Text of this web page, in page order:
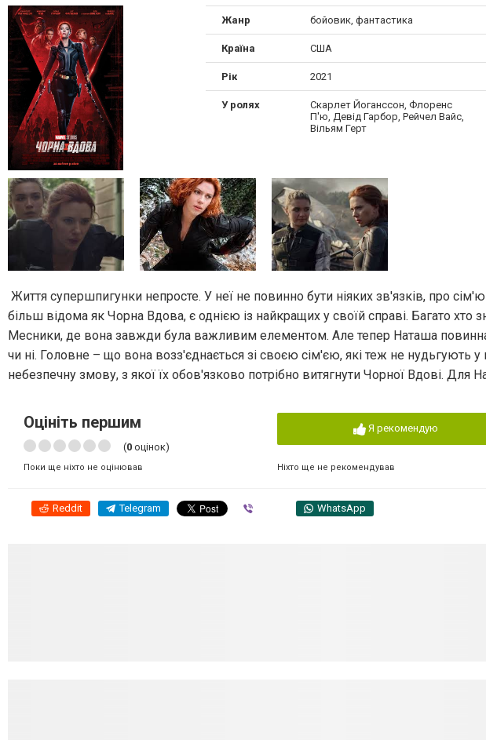
Жанр бойовик, фантастика
Країна США
Рік 2021
У ролях
Скарлет Йоганссон, Флоренс
П'ю, Девід Гарбор, Рейчел Вайс,
Вільям Герт
Життя супершпигунки непросте. У неї не повинно бути ніяких зв'язків, про
більш відома як Чорна Вдова, є однією із найкращих у своїй справі. Багато хто
Месники, де вона завжди була важливим елементом. Але тепер Наташа повинна
чи ні. Головне – що вона возз'єднається зі своєю сім'єю, які теж не нудьгують у
небезпечну змову, з якої їх обов'язково потрібно витягнути Чорної Вдові. Для
Оцініть першим
(0 оцінок)
Поки ще ніхто не оцінював
Я рекомендую
Ніхто ще не рекомендував
Reddit Telegram WhatsApp